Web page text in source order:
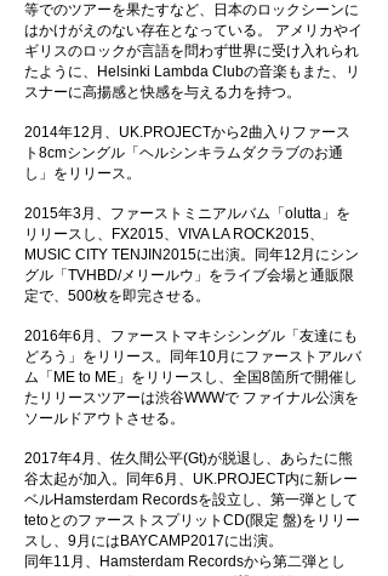
等でのツアーを果たすなど、日本のロックシーンに
はかけがえのない存在となっている。 アメリカやイ
ギリスのロックが言語を問わず世界に受け入れられ
たように、Helsinki Lambda Clubの音楽もまた、リ
スナーに高揚感と快感を与える力を持つ。
2014年12月、UK.PROJECTから2曲入りファース
ト8cmシングル「ヘルシンキラムダクラブのお通
し」をリリース。
2015年3月、ファーストミニアルバム「olutta」を
リリースし、FX2015、VIVA LA ROCK2015、
MUSIC CITY TENJIN2015に出演。同年12月にシン
グル「TVHBD/メリールウ」をライブ会場と通販限
定で、500枚を即完させる。
2016年6月、ファーストマキシシングル「友達にも
どろう」をリリース。同年10月にファーストアルバ
ム「ME to ME」をリリースし、全国8箇所で開催し
たリリースツアーは渋谷WWWで ファイナル公演を
ソールドアウトさせる。
2017年4月、佐久間公平(Gt)が脱退し、あらたに熊
谷太起が加入。同年6月、UK.PROJECT内に新レー
ベルHamsterdam Recordsを設立し、第一弾として
tetoとのファーストスプリットCD(限定 盤)をリリー
スし、9月にはBAYCAMP2017に出演。
同年11月、Hamsterdam Recordsから第二弾とし